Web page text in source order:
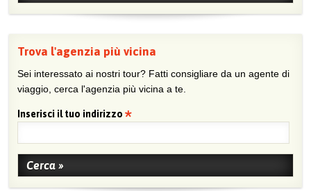
Trova l'agenzia più vicina
Sei interessato ai nostri tour? Fatti consigliare da un agente di
viaggio, cerca l'agenzia più vicina a te.
Inserisci il tuo indirizzo